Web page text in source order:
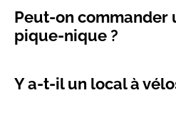
Peut-on commander
pique-nique ?
Y a-t-il un local à